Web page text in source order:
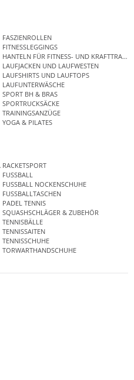
FASZIENROLLEN
FITNESSLEGGINGS
HANTELN FÜR FITNESS- UND
LAUFJACKEN UND LAUFWESTEN
LAUFSHIRTS UND LAUFTOPS
LAUFUNTERWÄSCHE
SPORT BH & BRAS
SPORTRUCKSÄCKE
TRAININGSANZÜGE
YOGA & PILATES
RACKETSPORT
FUSSBALL
FUSSBALL NOCKENSCHUHE
FUSSBALLTASCHEN
PADEL TENNIS
SQUASHSCHLÄGER & ZUBEHÖR
TENNISBÄLLE
TENNISSAITEN
TENNISSCHUHE
TORWARTHANDSCHUHE